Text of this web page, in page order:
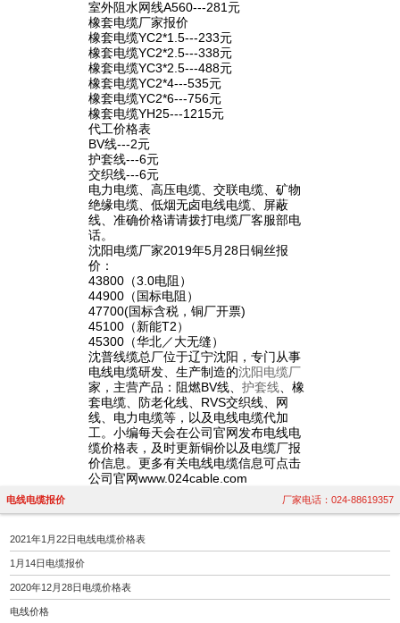
室外阻水网线A560---281元
橡套电缆厂家报价
橡套电缆YC2*1.5---233元
橡套电缆YC2*2.5---338元
橡套电缆YC3*2.5---488元
橡套电缆YC2*4---535元
橡套电缆YC2*6---756元
橡套电缆YH25---1215元
代工价格表
BV线---2元
护套线---6元
交织线---6元
电力电缆、高压电缆、交联电缆、矿物
绝缘电缆、低烟无卤电线电缆、屏蔽
线、准确价格请请拨打电缆厂客服部电
话。
沈阳电缆厂家2019年5月28日铜丝报
价：
43800（3.0电阻）
44900（国标电阻）
47700(国标含税，铜厂开票)
45100（新能T2）
45300（华北／大无缝）
沈普线缆总厂位于辽宁沈阳，专门从事
电线电缆研发、生产制造的沈阳电缆厂
家，主营产品：阻燃BV线、 护套线 、橡
套电缆、防老化线、RVS交织线、网
线、电力电缆等，以及电线电缆代加
工。小编每天会在公司官网发布电线电
缆价格表，及时更新铜价以及电缆厂报
价信息。更多有关电线电缆信息可点击
公司官网www.024cable.com
电线电缆报价 厂家电话：024-88619357
2021年1月22日电线电缆价格表
1月14日电缆报价
2020年12月28日电缆价格表
电线价格